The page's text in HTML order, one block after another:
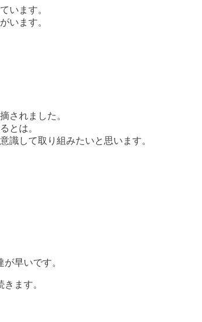
います。
います。
されました。
とは。
識して取り組みたいと思います。
早いです。
ます。